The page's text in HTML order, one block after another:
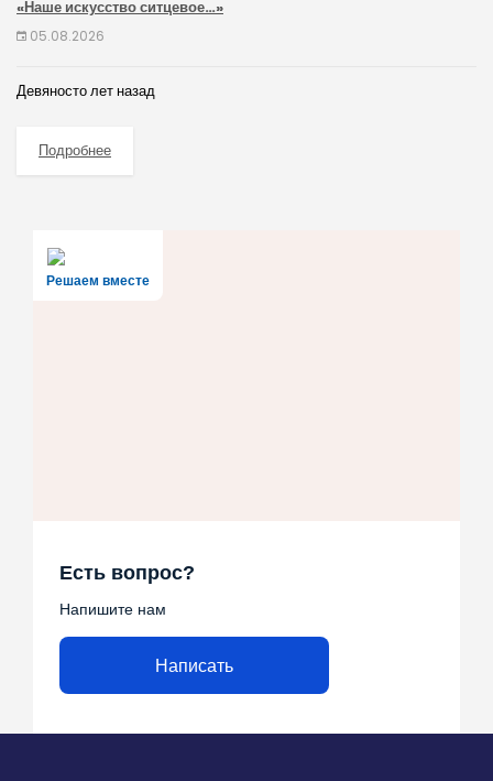
«Наше искусство ситцевое…»
05.08.2026
Девяносто лет назад
Подробнее
Решаем вместе
Есть вопрос?
Напишите нам
Написать